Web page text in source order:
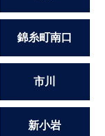
錦糸町南口
市川
新小岩